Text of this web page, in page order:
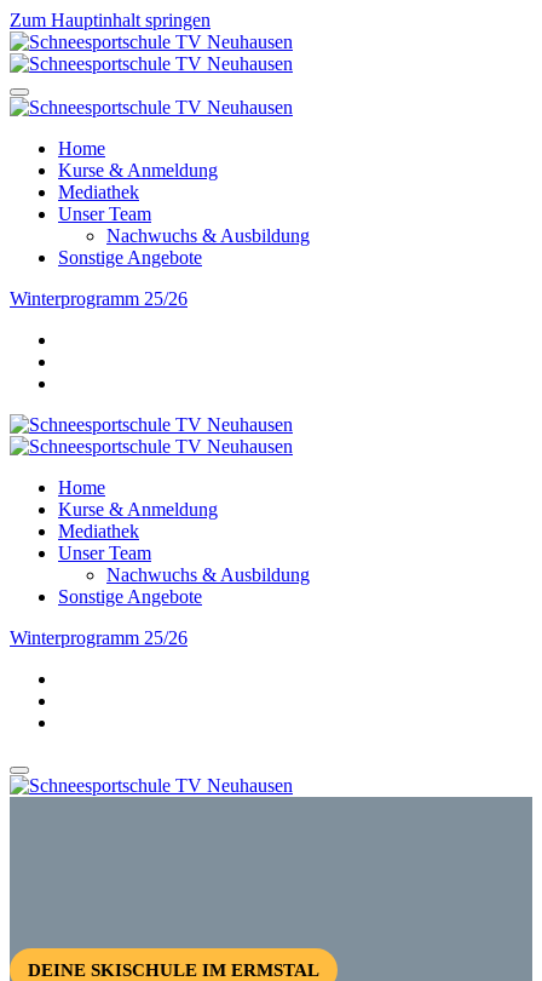
Zum Hauptinhalt springen
Home
Kurse & Anmeldung
Mediathek
Unser Team
Nachwuchs & Ausbildung
Sonstige Angebote
Winterprogramm 25/26
Home
Kurse & Anmeldung
Mediathek
Unser Team
Nachwuchs & Ausbildung
Sonstige Angebote
Winterprogramm 25/26
DEINE SKISCHULE IM ERMSTAL